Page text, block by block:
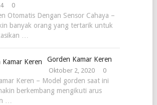
0
Otomatis Dengan Sensor Cahaya –
banyak orang yang tertarik untuk
…
Gorden Kamar Keren
Oktober 2, 2020 0
Keren – Model gorden saat ini
berkembang mengikuti arus
…